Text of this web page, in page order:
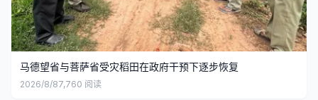
马德望省与菩萨省受灾稻田在政府干预下逐步恢复
2026/8/87,760 阅读